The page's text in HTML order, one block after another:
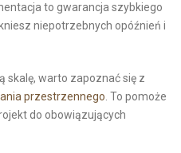
to gwarancja szybkiego
niepotrzebnych opóźnień i
skalę, warto zapoznać się z
przestrzennego. To pomoże
do obowiązujących